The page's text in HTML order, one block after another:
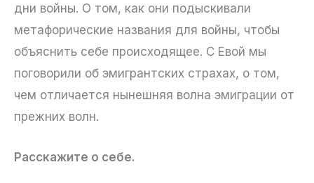
дни войны. О том, как они подыскивали
метафорические названия для войны, чтобы
объяснить себе происходящее. С Евой мы
поговорили об эмигрантских страхах, о том,
чем отличается нынешняя волна эмиграции от
прежних волн.
Расскажите о себе.